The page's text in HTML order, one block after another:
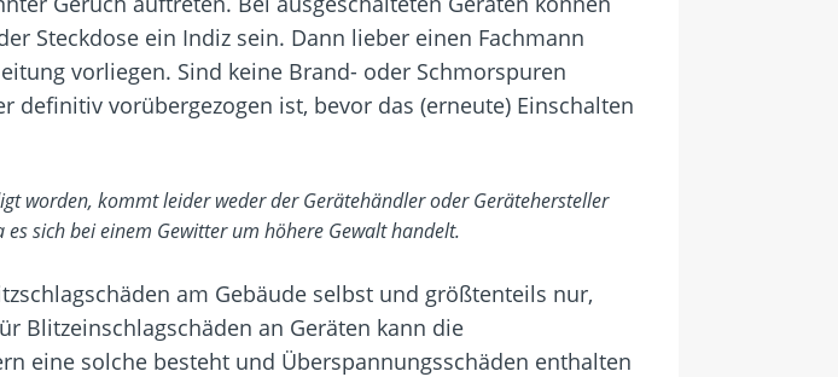
Steckdose ein Indiz sein. Dann lieber einen Fachmann
vorliegen. Sind keine Brand- oder Schmorspuren
vorübergezogen ist, bevor das (erneute) Einschalten
worden, kommt leider weder der Gerätehändler oder Gerätehersteller
sich bei einem Gewitter um höhere Gewalt handelt.
am Gebäude selbst und größtenteils nur,
Blitzeinschlagschäden an Geräten kann die
eine solche besteht und Überspannungsschäden enthalten